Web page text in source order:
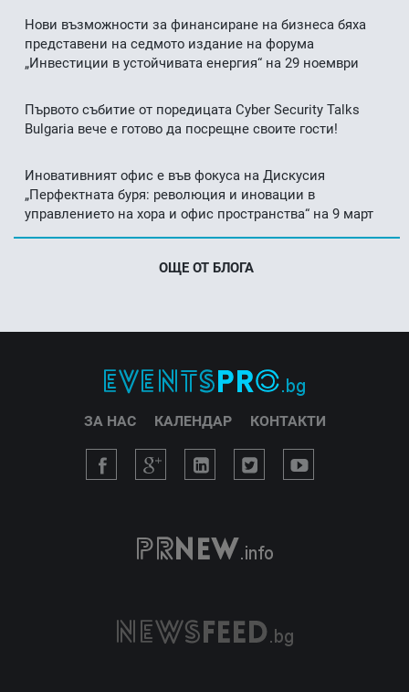
Нови възможности за финансиране на бизнеса бяха
представени на седмото издание на форума
„Инвестиции в устойчивата енергия“ на 29 ноември
Първото събитие от поредицата Cyber Security Talks
Bulgaria вече е готово да посрещне своите гости!
Иновативният офис е във фокуса на Дискусия
„Перфектната буря: революция и иновации в
управлението на хора и офис пространства“ на 9 март
ОЩЕ ОТ БЛОГА
ЗА НАС КАЛЕНДАР КОНТАКТИ